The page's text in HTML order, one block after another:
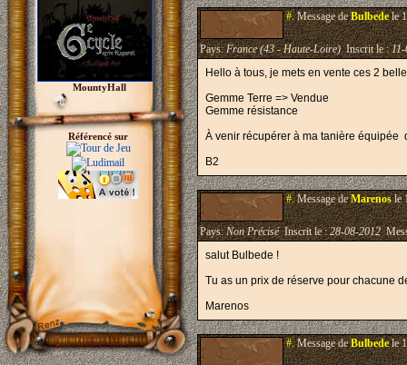
MountyHall
Référencé sur
#.Message deBulbedele
Pays:France (43 - Haute-Loire)Inscrit le :
Hello à tous, je mets en vente ces 2
Gemme Terre => Vendue
Gemme résistance
À venir récupérer à ma tanière équipée
B2
#.Message deMarenosle
Pays:Non PréciséInscrit le :28-08-2012
salut Bulbede !
Tu as un prix de réserve pour chacune
Marenos
#.Message deBulbedele